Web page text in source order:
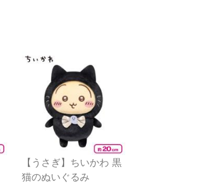
【うさぎ】ちいかわ 黒
猫のぬいぐるみ